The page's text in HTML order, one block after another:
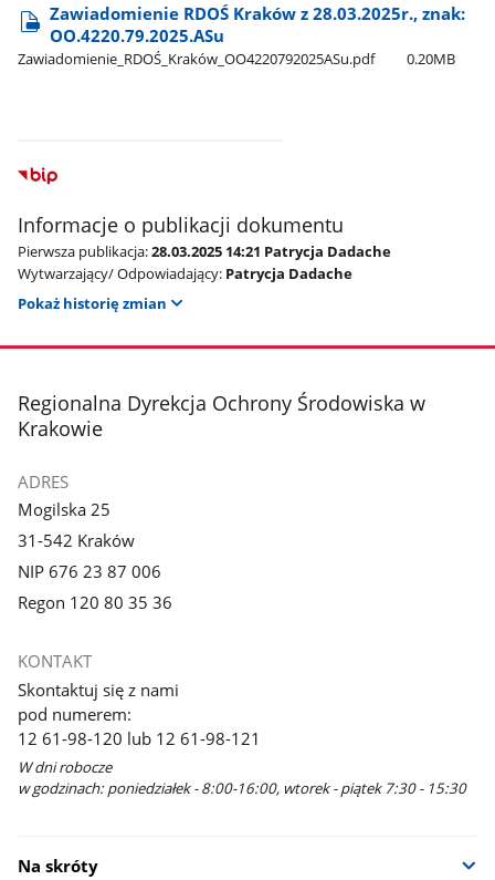
Zawiadomienie RDOŚ Kraków z 28.03.2025r., znak:
OO.4220.79.2025.ASu
Zawiadomienie​_RDOŚ​_Kraków​_OO4220792025ASu.pdf 0.20MB
Informacje o publikacji dokumentu
Pierwsza publikacja:28.03.2025 14:21 Patrycja Dadache
Wytwarzający/ Odpowiadający: Patrycja Dadache
Pokaż historię zmian
stopka
Regionalna Dyrekcja Ochrony Środowiska w
Krakowie
ADRES
Mogilska 25
31-542 Kraków
NIP 676 23 87 006
Regon 120 80 35 36
KONTAKT
Skontaktuj się z nami
pod numerem:
12 61-98-120 lub 12 61-98-121
W dni robocze
w godzinach: poniedziałek - 8:00-16:00, wtorek - piątek 7:30 - 15:30
Na skróty